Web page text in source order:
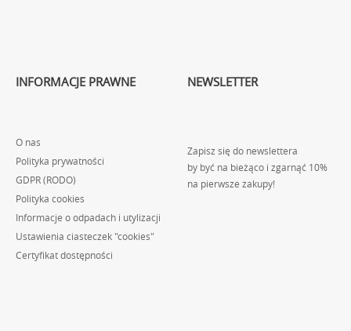
INFORMACJE PRAWNE
O nas
Polityka prywatności
GDPR (RODO)
Polityka cookies
Informacje o odpadach i utylizacji
Ustawienia ciasteczek "cookies"
Certyfikat dostępności
NEWSLETTER
Zapisz się do newslettera
by być na bieżąco i zgarnąć 10%
na pierwsze zakupy!